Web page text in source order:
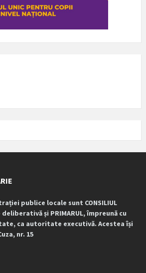
publice locale sunt CONSILIUL
și PRIMARUL, împreună cu
ca autoritate executivă. Acestea își
nr. 15